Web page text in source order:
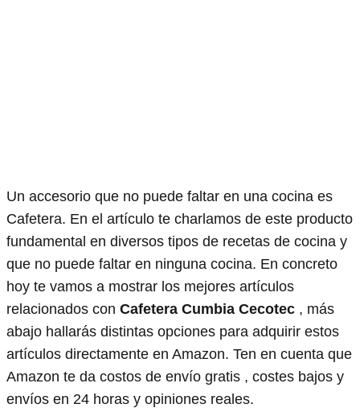
Un accesorio que no puede faltar en una cocina es
Cafetera. En el artículo te charlamos de este producto
fundamental en diversos tipos de recetas de cocina y
que no puede faltar en ninguna cocina. En concreto
hoy te vamos a mostrar los mejores artículos
relacionados con Cafetera Cumbia Cecotec , más
abajo hallarás distintas opciones para adquirir estos
artículos directamente en Amazon. Ten en cuenta que
Amazon te da costos de envío gratis , costes bajos y
envíos en 24 horas y opiniones reales.